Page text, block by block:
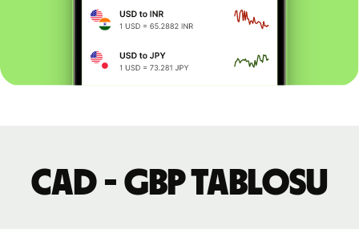
CAD - GBP tablosu